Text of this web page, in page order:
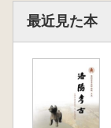
最近見た本